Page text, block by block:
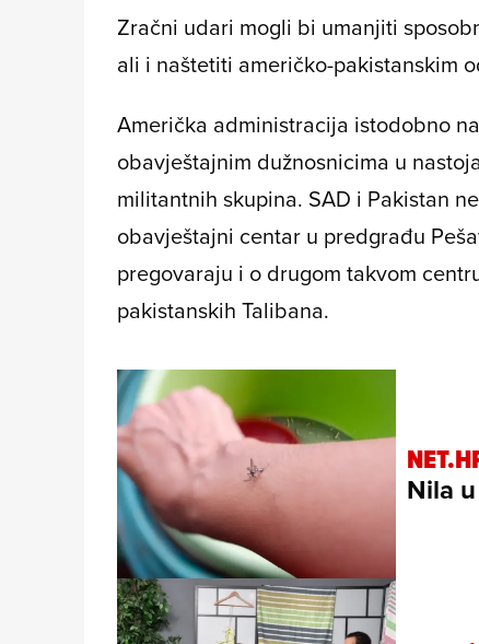
Zračni udari mogli bi umanjiti
ali i naštetiti američko-pakistanskim
Američka administracija istodobno
obavještajnim dužnosnicima u
militantnih skupina. SAD i Pakistan
obavještajni centar u predgrađu
pregovaraju i o drugom takvom
pakistanskih Talibana.
Nila